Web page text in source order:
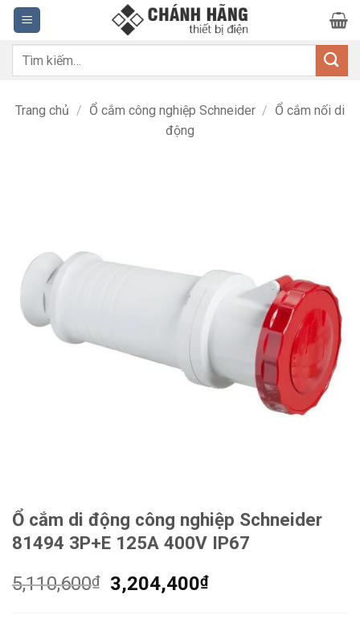
Bỏ
qua
nội
dung
Tìm
Trang chủ / Ổ cắm công nghiệp Schneider / Ổ cắm nối di
động
Ổ cắm di động công nghiệp Schneider
81494 3P+E 125A 400V IP67
5,110,600₫
Giá
3,204,400₫Giá